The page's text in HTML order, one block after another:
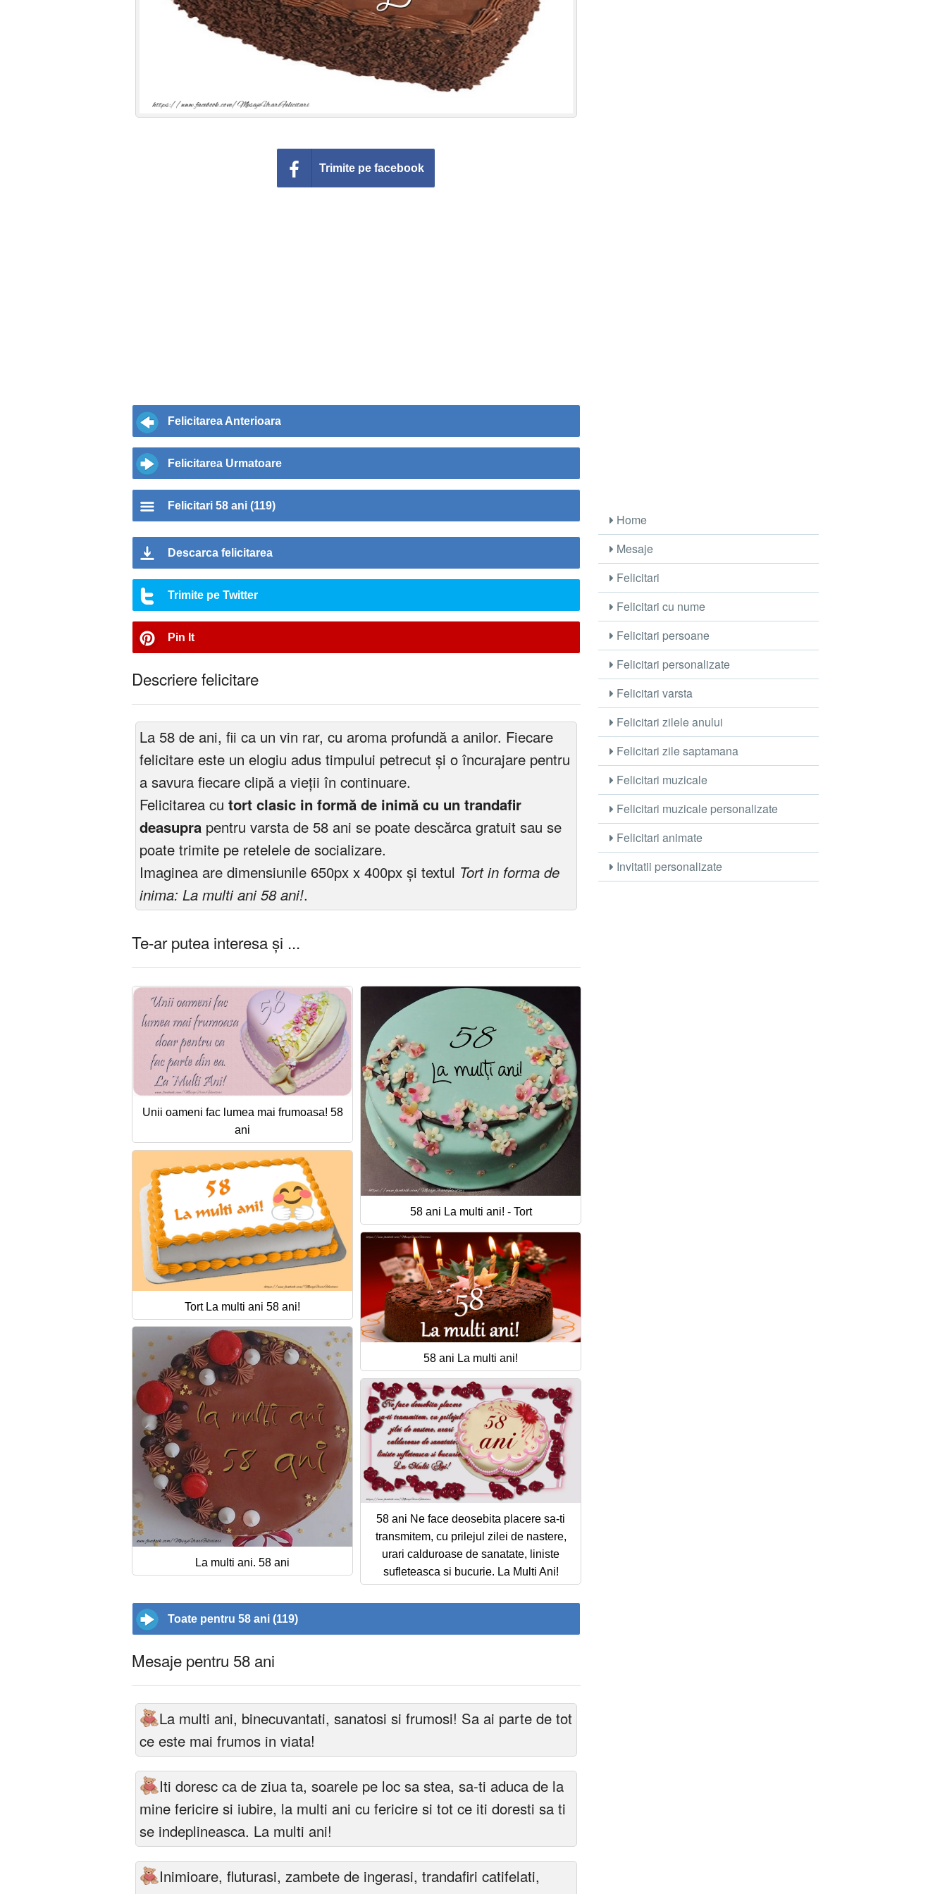
Trimite pe facebook
Felicitarea Anterioara
Felicitarea Urmatoare
Felicitari 58 ani (119)
Descarca felicitarea
Trimite pe Twitter
Pin It
Descriere felicitare
La 58 de ani, fii ca un vin rar, cu aroma profundă a anilor. Fiecare
felicitare este un elogiu adus timpului petrecut și o încurajare pentru
a savura fiecare clipă a vieții în continuare.
Felicitarea cu tort clasic in formă de inimă cu un trandafir
deasupra pentru varsta de 58 ani se poate descărca gratuit sau se
poate trimite pe retelele de socializare.
Imaginea are dimensiunile 650px x 400px și textul Tort in forma de
inima: La multi ani 58 ani!.
Te-ar putea interesa și ...
Unii oameni fac lumea mai frumoasa! 58
ani
58 ani La multi ani! - Tort
Tort La multi ani 58 ani!
58 ani La multi ani!
La multi ani. 58 ani
58 ani Ne face deosebita placere sa-ti
transmitem, cu prilejul zilei de nastere,
urari calduroase de sanatate, liniste
sufleteasca si bucurie. La Multi Ani!
Toate pentru 58 ani (119)
Mesaje pentru 58 ani
La multi ani, binecuvantati, sanatosi si frumosi! Sa ai parte de tot
ce este mai frumos in viata!
Iti doresc ca de ziua ta, soarele pe loc sa stea, sa-ti aduca de la
mine fericire si iubire, la multi ani cu fericire si tot ce iti doresti sa ti
se indeplineasca. La multi ani!
Inimioare, fluturasi, zambete de ingerasi, trandafiri catifelati,
Home
Mesaje
Felicitari
Felicitari cu nume
Felicitari persoane
Felicitari personalizate
Felicitari varsta
Felicitari zilele anului
Felicitari zile saptamana
Felicitari muzicale
Felicitari muzicale personalizate
Felicitari animate
Invitatii personalizate